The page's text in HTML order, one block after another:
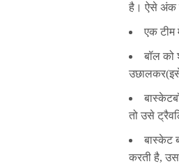
है। ऐसे अंक
एक टीम
बॉल को
तो उसे
बास्केट
करती है,